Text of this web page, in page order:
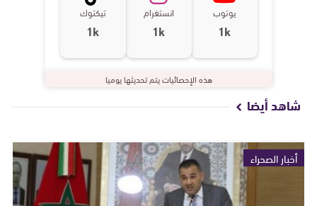
يوتوب
1k
انستغرام
1k
تيكتوك
1k
هذه الإحصائيات يتم تحديثها يوميا
شاهد أيضا
أخبار الصحراء